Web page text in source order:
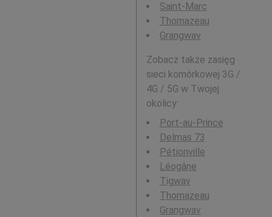
Saint-Marc
Thomazeau
Grangwav
Zobacz także zasięg
sieci komórkowej 3G /
4G / 5G w Twojej
okolicy:
Port-au-Prince
Delmas 73
Pétionville
Léogâne
Tigwav
Thomazeau
Grangwav